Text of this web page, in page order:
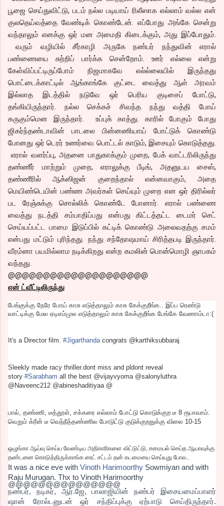
பூஜை செய்துவிட்டு, படம் நல்ல படியாய் ரிலீஸாக எல்லாம் வல்ல என்
குலதெய்வத்தை வேண்டிக் கொண்டேன். எப்போது அங்கே சென்று
வந்தாலும் எனக்கு ஒர் மன அமைதி கிடைக்கும், அது இப்போதும்.
வரும் வழியில் சீர்காழி அருகே நண்பர் நந்துவின் எரால்
பண்ணையை சுற்றிப் பார்க்க சென்றோம். ஊர் எல்லை என்று
கேள்விப்பட்டிருப்போம் நிஜமாகவே எல்ல்லையில் இருந்தது
பொட்டைக்காட்டில் ஆங்காங்கே குட்டை வைத்து ஆள் அரவம்
இல்லாத இடத்தில் நடுவே ஒர் பெரிய குடிசைப் போட்டு,
தங்கியிருந்தார். நல்ல செக்கச் சிவந்த நந்து வத்தி போய்
கருகும்மென இருந்தார். உப்புக் காத்து. காரில் போகும் போது
ஜிகர்ந்தண்டாவின் பாடலை பின்னணியாய் போட்டுக் கொண்டு
போனது ஒர் டெரர் உணர்வை பொட்டல் காடும், இசையும் கொடுத்தது.
எரால் வளர்ப்பு, அதனை பாதுகாக்கும் முறை, பேக் வாட்டரிலிருந்து
தண்ணீர் மாற்றும் முறை, எராலுக்கு பீடிங், அதனுடய சைஸ்,
தண்ணீரில் ஆக்ஸிஜன் குறைந்தால் என்னவாகும், அதை
மெயிண்டெயின் பண்ண அவர்கள் செய்யும் முறை என ஒர் திரில்லர்
பட ரேஞ்சுக்கு சொல்லிக் கொண்டே போனார். எரால் பண்ணை
வைத்து நடத்தி சம்பாதிப்பது என்பது கிட்டத்தட்ட டைமர் செட்
செய்யப்பட்ட பாமை இடுப்பில் கட்டிக் கொண்டு அலைவதற்கு சமம்
என்பது மட்டும் புரிந்தது. நந்து சந்தோஷமாய் சிரித்தபடி இருந்தார்.
வீரம்னா பயமில்லாம நடிக்கிறது என்ற கமலின் பொன்மொழி ஞாபகம்
வந்தது.
@@@@@@@@@@@@@@@@@@@@
என் ட்வீட்டிலிருந்து
பேங்குக்கு நேரே போய் காசு எடுத்தாலும் காசு கேக்குறீங்க.. இப்ப ரெண்டு
வாட்டிக்கு மேல ஏடிஎம்முல எடுத்தாலும் காசு கேக்குறீங்க பேங்கே வேணாம்டா:(
It's a Director film. #Jigarthanda congrats @karthiksubbaraj
Sleekly made racy thriller.dont miss and pldont reveal
story #Sarabham all the best @vijayvyoma @salonyluthra
@Naveenc212 @abineshaditiyaa @
பால், தண்ணி, டீத்தூள், சக்கரை எல்லாம் போட்டு கொடுக்குற டீ 8 ரூபாவாம்.
வெறும் க்ரீன் டீ வெந்நீத்தண்ணில போடுட்டு குடுக்குறதுக்கு விலை 10-15
ஒழுங்கா ஆய்வு செய்ய வேண்டிய அதிகாரிகளை விட்டுட்டு, சமையல் செய்த ஆயாவுக்கு
தண்டனை கொடுத்திருக்காங்க ரைட் சட்டம் தன் கடமையை செய்யுது போல..
It was a nice eve with Vinoth Harimoorthy Sowmiyan and with
Raju Murugan. Thx to Vinoth Harimoorthy
@@@@@@@@@@@@@@@
நண்பர், நடிகர், ஆர்.ஜே, பாலாஜியின் நண்பர் இசையமைப்பாளர்
ஷான் ரோல்டனுடன் ஒர் சந்திப்புக்கு ஏற்பாடு செய்திருந்தார்.